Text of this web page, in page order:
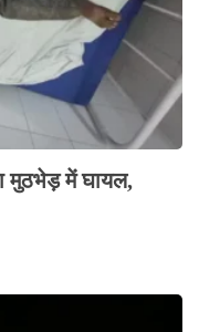
मुठभेड़ में घायल,